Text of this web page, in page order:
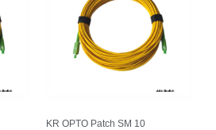
KR OPTO Patch SM 10